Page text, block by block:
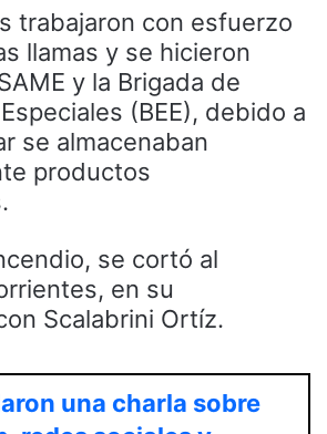
trabajaron con esfuerzo
llamas y se hicieron
y la Brigada de
(BEE), debido a
se almacenaban
productos
se cortó al
en su
Scalabrini Ortíz.
una charla sobre